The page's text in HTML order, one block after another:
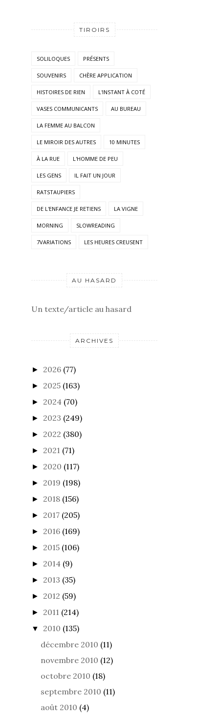
TIROIRS
SOLILOQUES PRÉSENTS
SOUVENIRS CHÈRE APPLICATION
HISTOIRES DE RIEN L'INSTANT À COTÉ
VASES COMMUNICANTS AU BUREAU
LA FEMME AU BALCON
LE MIROIR DES AUTRES 10 MINUTES
À LA RUE L'HOMME DE PEU
LES GENS IL FAIT UN JOUR
RATSTAUPIERS
DE L'ENFANCE JE RETIENS LA VIGNE
MORNING SLOWREADING
7VARIATIONS LES HEURES CREUSENT
AU HASARD
Un texte/article au hasard
ARCHIVES
► 2026 (77)
► 2025 (163)
► 2024 (70)
► 2023 (249)
► 2022 (380)
► 2021 (71)
► 2020 (117)
► 2019 (198)
► 2018 (156)
► 2017 (205)
► 2016 (169)
► 2015 (106)
► 2014 (9)
► 2013 (35)
► 2012 (59)
► 2011 (214)
▼ 2010 (135)
décembre 2010 (11)
novembre 2010 (12)
octobre 2010 (18)
septembre 2010 (11)
août 2010 (4)